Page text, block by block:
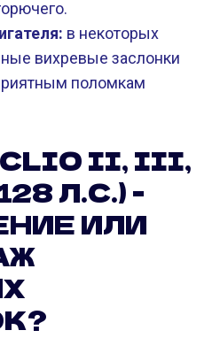
в некоторых
вихревые заслонки
поломкам
CLIO II, III,
Л.С.) -
ИЛИ